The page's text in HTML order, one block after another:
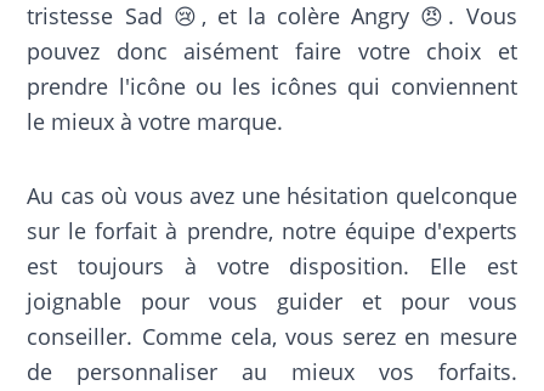
tristesse Sad 😢, et la colère Angry 😠. Vous
pouvez donc aisément faire votre choix et
prendre l'icône ou les icônes qui conviennent
le mieux à votre marque.
Au cas où vous avez une hésitation quelconque
sur le forfait à prendre, notre équipe d'experts
est toujours à votre disposition. Elle est
joignable pour vous guider et pour vous
conseiller. Comme cela, vous serez en mesure
de personnaliser au mieux vos forfaits.